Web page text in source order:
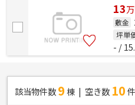
13万
敷金
坪単
- /
該当物件数9棟 空き数 10件